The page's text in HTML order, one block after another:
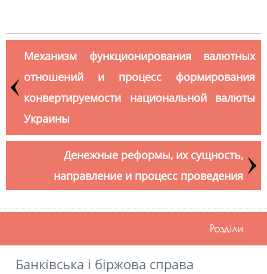
Механизм функционирования валютных
отношений и процесс формирования
конвертируемости национальной валюты
Украины
Денежные реформы, их сущность,
направление и процесс проведения
Розділи
Банківська і біржова справа